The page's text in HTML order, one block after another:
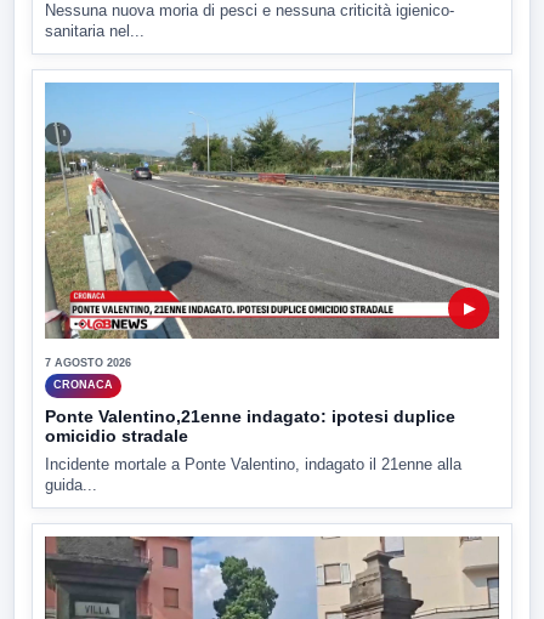
Nessuna nuova moria di pesci e nessuna criticità igienico-
sanitaria nel...
▶
7 AGOSTO 2026
CRONACA
Ponte Valentino,21enne indagato: ipotesi duplice
omicidio stradale
Incidente mortale a Ponte Valentino, indagato il 21enne alla
guida...